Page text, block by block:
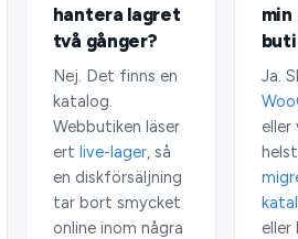
hantera lagret
två gånger?
Nej. Det finns en
katalog.
Webbutiken läser
ert live-lager, så
en diskförsäljning
tar bort smycket
online inom några
Ja.
eller
eller